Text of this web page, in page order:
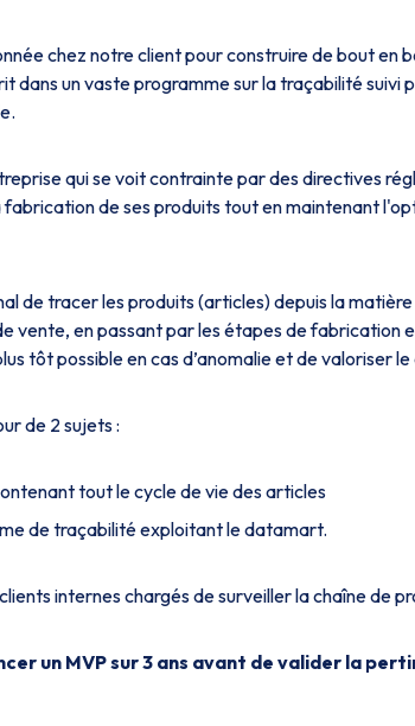
chez notre client pour construire de bout en
dans un vaste programme sur la traçabilité suivi
qui se voit contrainte par des directives
de ses produits tout en maintenant
de tracer les produits (articles) depuis la matière
vente, en passant par les étapes de fabrication
tôt possible en cas d’anomalie et de valoriser
de 2 sujets :
tout le cycle de vie des articles
de traçabilité exploitant le datamart.
internes chargés de surveiller la chaîne de
un MVP sur 3 ans avant de valider la